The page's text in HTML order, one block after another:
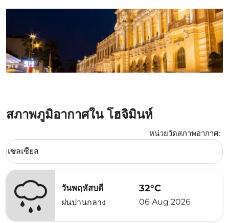
สภาพภูมิอากาศใน โฮจิมินห์
หน่วยวัดสภาพอากาศ:
Weather unit option เซลเซียส Selected
เซลเซียส
keyboard_arrow_down
วันพฤหัสบดี
ฝนปานกลาง
32°C
06 Aug 2026